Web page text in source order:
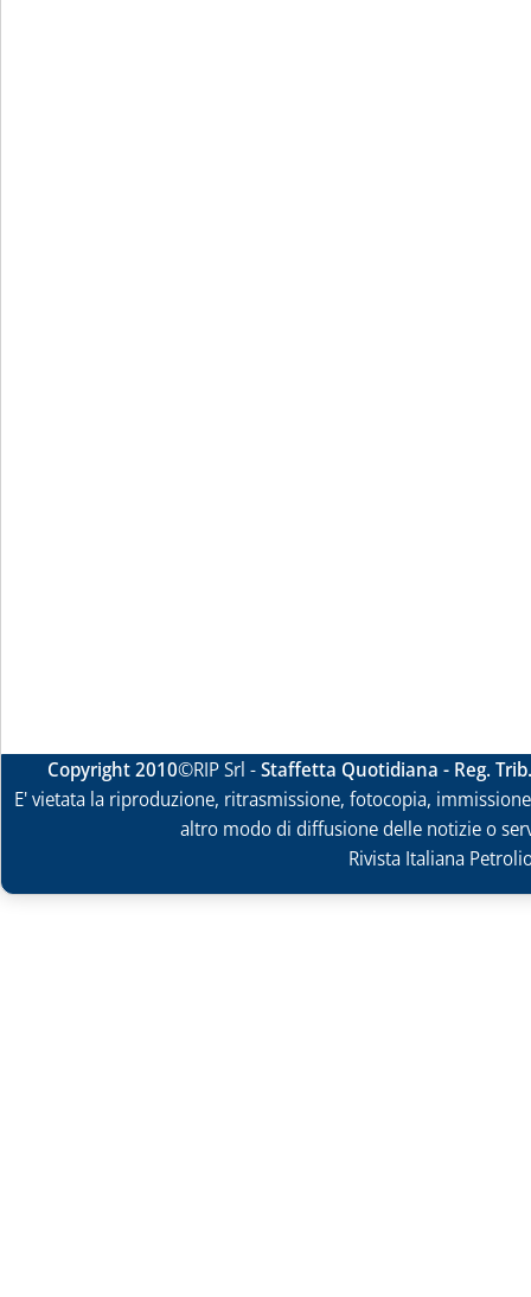
Copyright 2010©RIP Srl -Staffetta Quotidiana - Reg.
E' vietata la riproduzione, ritrasmissione, fotocopia,
altro modo di diffusione delle notizie o
Rivista Italiana